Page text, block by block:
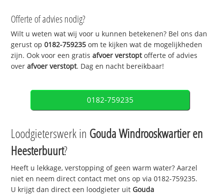
Offerte of advies nodig?
Wilt u weten wat wij voor u kunnen betekenen? Bel ons dan
gerust op0182-759235 om te kijken wat de mogelijkheden
zijn. Ook voor een gratisafvoer verstoptofferte of advies
overafvoer verstopt. Dag en nacht bereikbaar!
0182-759235
Loodgieterswerk in Gouda Windrooskwartier en
Heesterbuurt?
Heeft u lekkage, verstopping of geen warm water? Aarzel
niet en neem direct contact met ons op via 0182-759235.
U krijgt dan direct een loodgieter uit Gouda